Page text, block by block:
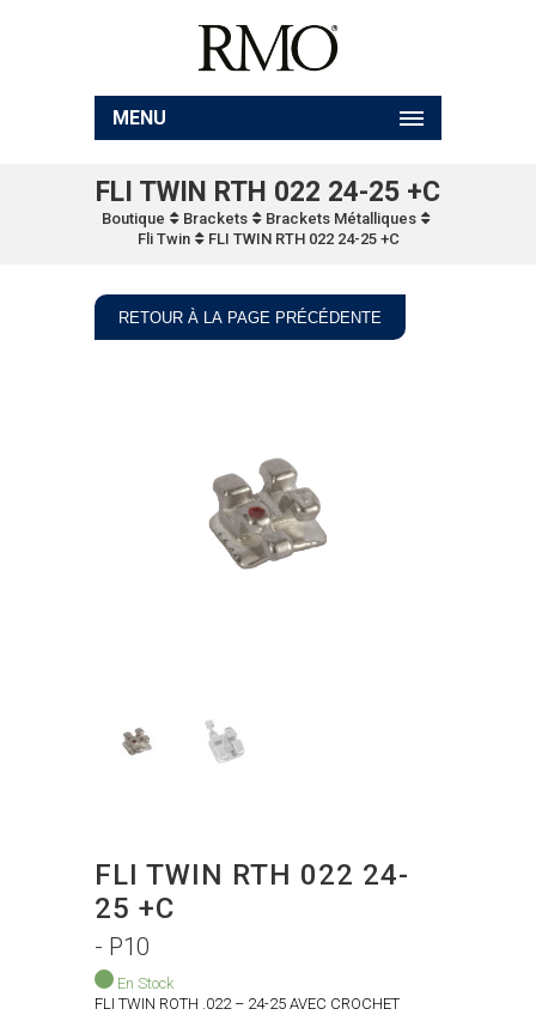
MENU
FLI TWIN RTH 022 24-25 +C
Boutique Brackets
Brackets Métalliques
Fli Twin
FLI TWIN RTH 022 24-25 +C
RETOUR À LA PAGE PRÉCÉDENTE
FLI TWIN RTH 022 24-
25 +C
- P10
En Stock
FLI TWIN ROTH .022 – 24-25 AVEC CROCHET